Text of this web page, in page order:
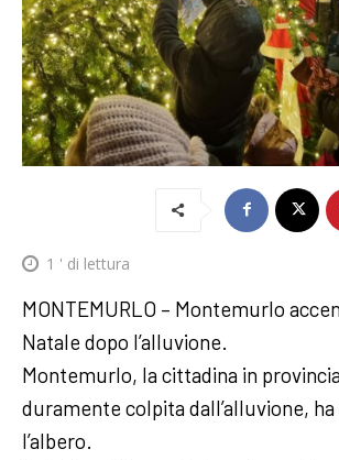
1 ' di lettura
MONTEMURLO – Montemurlo
Natale dopo l’alluvione.
Montemurlo, la cittadina in
duramente colpita dall’alluvione, ha
l’albero.